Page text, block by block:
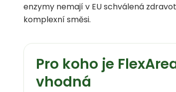
enzymy nemají v EU schválená
komplexní směsi.
Pro koho je
vhodná